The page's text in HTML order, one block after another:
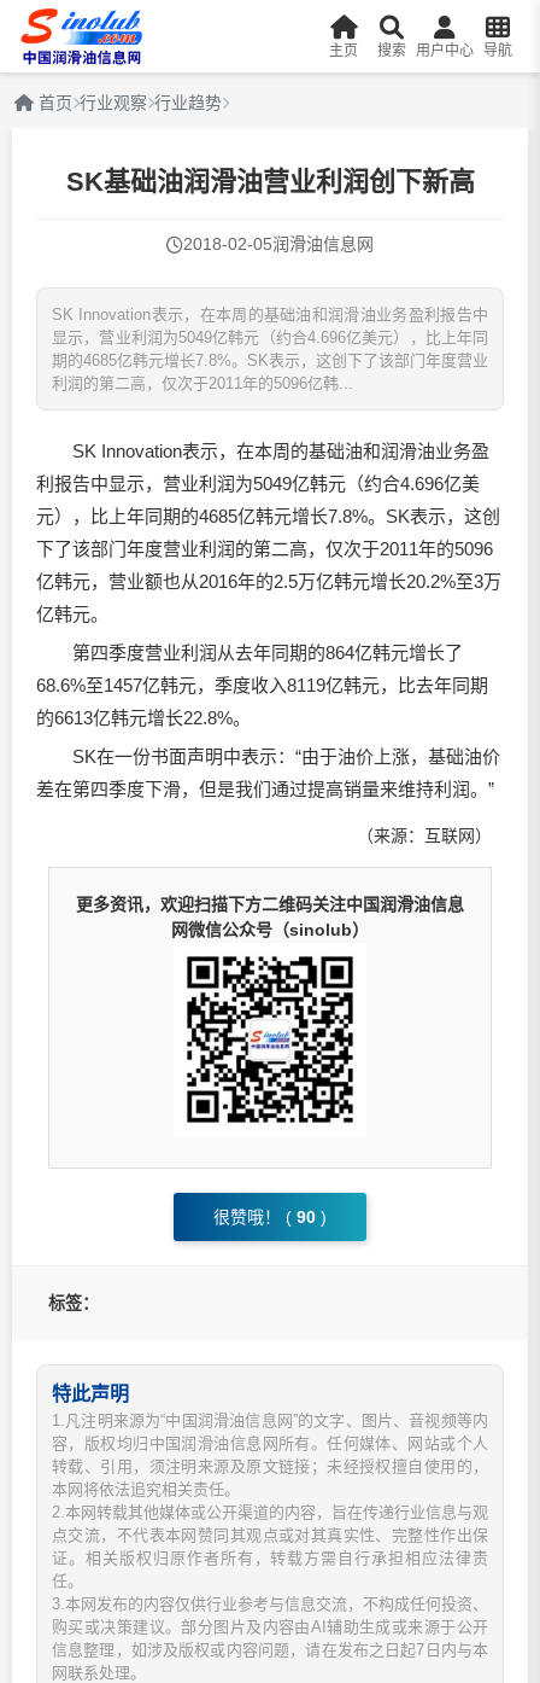
主页 搜索 用户中心 导航
首页 行业观察 行业趋势
SK基础油润滑油营业利润创下新高
2018-02-05润滑油信息网
SK Innovation表示，在本周的基础油和润滑油业务盈利报告中
显示，营业利润为5049亿韩元（约合4.696亿美元），比上年同
期的4685亿韩元增长7.8%。SK表示，这创下了该部门年度营业
利润的第二高，仅次于2011年的5096亿韩...
SK Innovation表示，在本周的基础油和润滑油业务盈
利报告中显示，营业利润为5049亿韩元（约合4.696亿美
元），比上年同期的4685亿韩元增长7.8%。SK表示，这创
下了该部门年度营业利润的第二高，仅次于2011年的5096
亿韩元，营业额也从2016年的2.5万亿韩元增长20.2%至3万
亿韩元。
第四季度营业利润从去年同期的864亿韩元增长了
68.6%至1457亿韩元，季度收入8119亿韩元，比去年同期
的6613亿韩元增长22.8%。
SK在一份书面声明中表示：“由于油价上涨，基础油价
差在第四季度下滑，但是我们通过提高销量来维持利润。”
（来源：互联网）
更多资讯，欢迎扫描下方二维码关注中国润滑油信息
网微信公众号（sinolub）
很赞哦！ ( 90 )
标签：
特此声明
1.凡注明来源为“中国润滑油信息网”的文字、图片、音视频等内
容，版权均归中国润滑油信息网所有。任何媒体、网站或个人
转载、引用，须注明来源及原文链接；未经授权擅自使用的，
本网将依法追究相关责任。
2.本网转载其他媒体或公开渠道的内容，旨在传递行业信息与观
点交流，不代表本网赞同其观点或对其真实性、完整性作出保
证。相关版权归原作者所有，转载方需自行承担相应法律责
任。
3.本网发布的内容仅供行业参考与信息交流，不构成任何投资、
购买或决策建议。部分图片及内容由AI辅助生成或来源于公开
信息整理，如涉及版权或内容问题，请在发布之日起7日内与本
网联系处理。